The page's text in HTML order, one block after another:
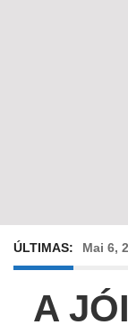
ÚLTIMAS: Mai 6,
Abr 24,
A